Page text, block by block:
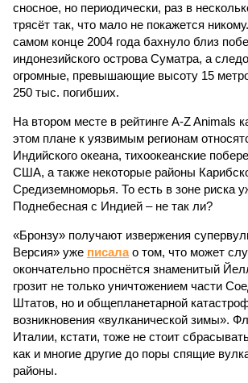
сносное, но периодически, раз в
трясёт так, что мало не покажется
самом конце 2004 года бахнуло близ
индонезийского острова Суматра, а
огромные, превышающие высоту 15
250 тыс. погибших.
На втором месте в рейтинге A-Z Animals
этом плане к уязвимым регионам
Индийского океана, тихо­океанские
США, а также некоторые районы
Средиземноморья. То есть в зоне риска
Поднебесная с Индией – не так ли?
«Бронзу» получают извержения
Версия» уже писалао том, что может
окончательно проснётся знаменитый
грозит не только уничтожением части
Штатов, но и общепланетарной
возникновения «вулканической зимы».
Италии, кстати, тоже не стоит
как и многие другие до поры спящие
районы.